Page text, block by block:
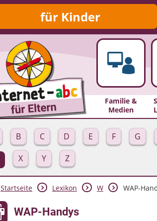
für Kinder
Familie &
Medien
B C D E F G
X Y Z
Startseite Lexikon W WAP-
WAP-Handys